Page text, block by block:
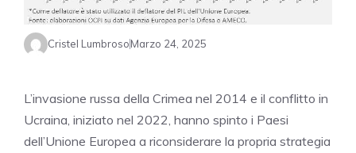
Cristel LumbrosoMarzo 24, 2025
L’invasione russa della Crimea nel 2014 e il conflitto in
Ucraina, iniziato nel 2022, hanno spinto i Paesi
dell’Unione Europea a riconsiderare la propria strategia